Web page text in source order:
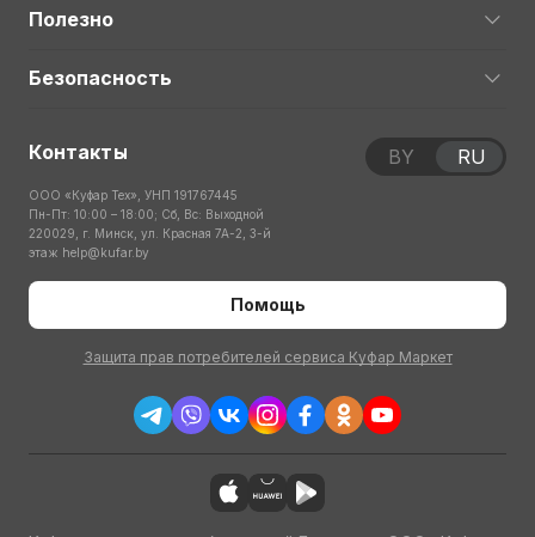
Полезно
Безопасность
Контакты
ООО «Куфар Тех», УНП 191767445
Пн-Пт: 10:00 – 18:00; Сб, Вс: Выходной
220029, г. Минск, ул. Красная 7А-2, 3-й
этаж help@kufar.by
Помощь
Защита прав потребителей сервиса Куфар Маркет
BY RU